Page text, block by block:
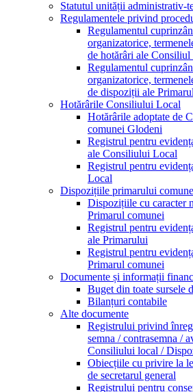
Statutul unității administrativ-
Regulamentele privind
Regulamentul
organizatorice,
de hotărâri ale Consiliul
Regulamentul
organizatorice,
de dispoziții ale
Hotărârile Consiliului Local
Hotărârile adoptate de
comunei Glodeni
Registrul pentru
ale Consiliului Local
Registrul pentru
Local
Dispozițiile primarului
Dispozițiile cu caracter
Primarul comunei
Registrul pentru
ale Primarului
Registrul pentru
Primarul comunei
Documente și informații
Buget din toate sursele
Bilanțuri contabile
Alte documente
Registrului privind
semna / contrasemna /
Consiliului local /
Obiecțiile cu privire la
de secretarul general
Registrului pentru